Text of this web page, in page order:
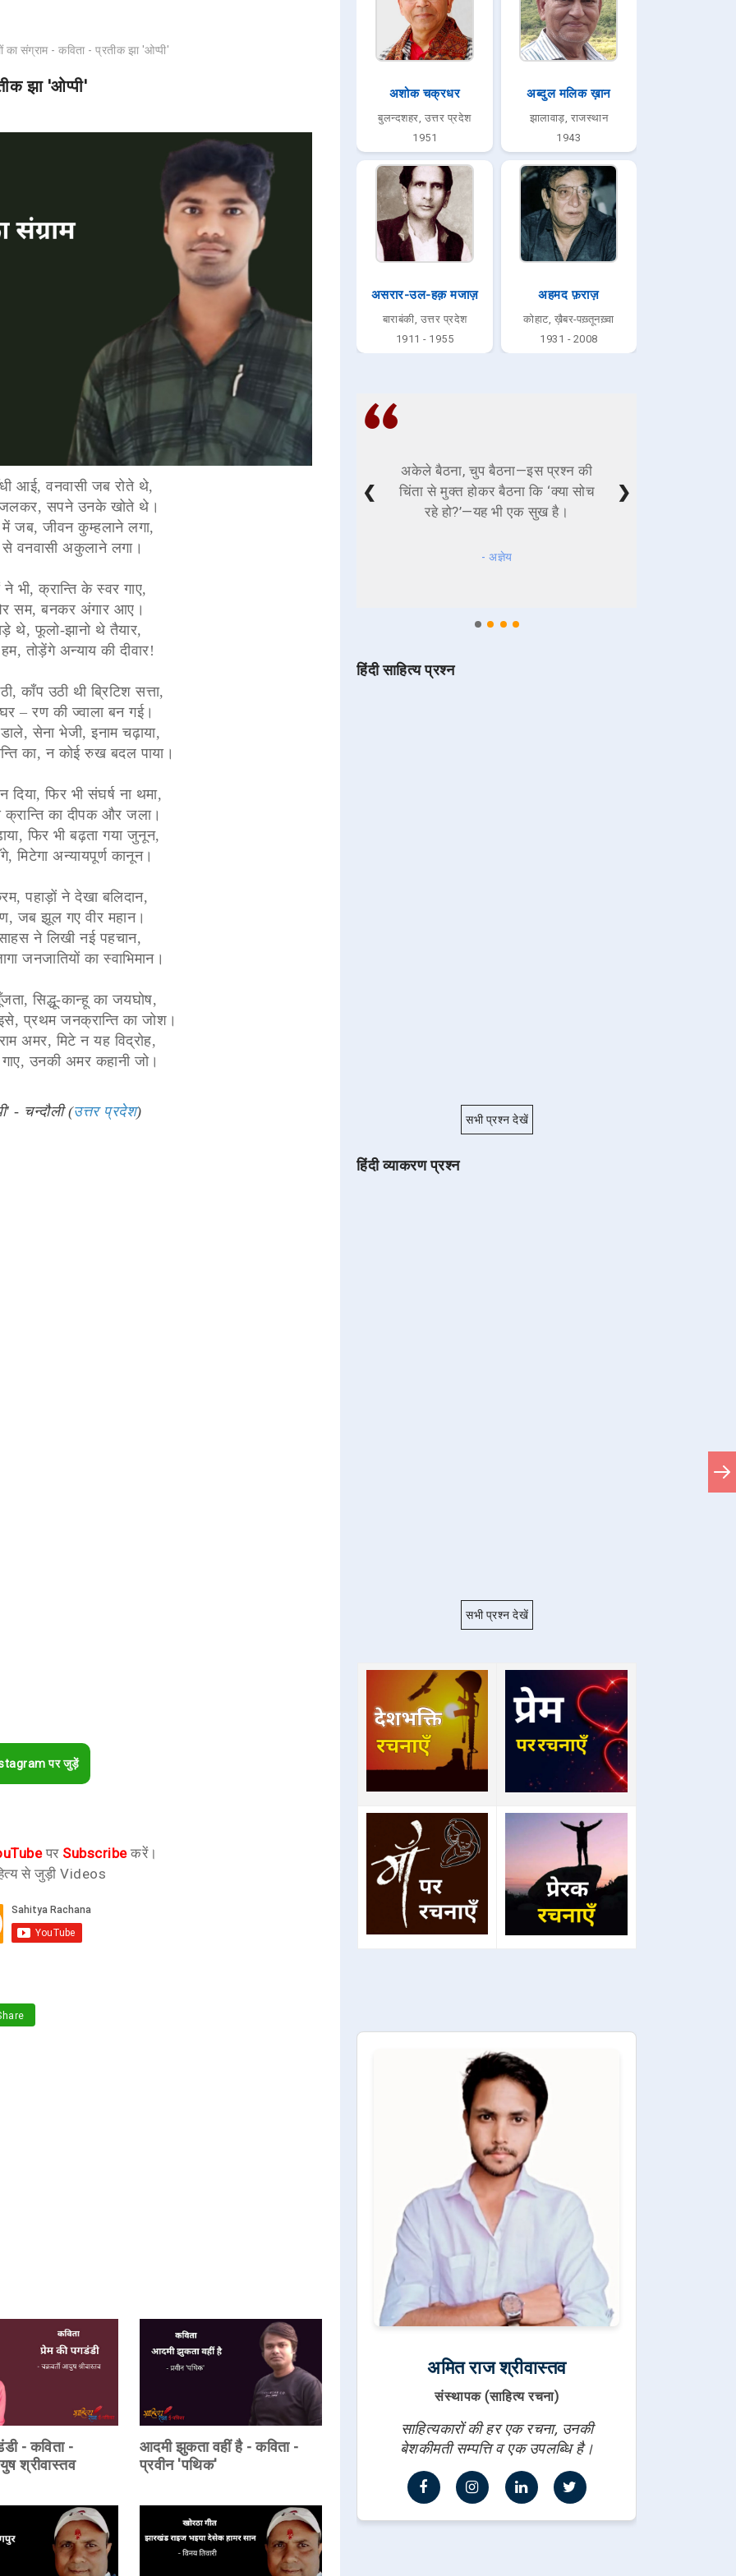
का संग्राम - कविता - प्रतीक झा 'ओप्पी'
झा 'ओप्पी'
आई, वनवासी जब रोते थे,
जलकर, सपने उनके खोते थे।
में जब, जीवन कुम्हलाने लगा,
से वनवासी अकुलाने लगा।
भी, क्रान्ति के स्वर गाए,
सम, बनकर अंगार आए।
थे, फूलो-झानो थे तैयार,
तोड़ेंगे अन्याय की दीवार!
काँप उठी थी ब्रिटिश सत्ता,
– रण की ज्वाला बन गई।
सेना भेजी, इनाम चढ़ाया,
का, न कोई रुख बदल पाया।
दिया, फिर भी संघर्ष ना थमा,
का दीपक और जला।
फिर भी बढ़ता गया जुनून,
मिटेगा अन्यायपूर्ण कानून।
पहाड़ों ने देखा बलिदान,
जब झूल गए वीर महान।
ने लिखी नई पहचान,
जनजातियों का स्वाभिमान।
सिद्धू-कान्हू का जयघोष,
इसे, प्रथम जनक्रान्ति का जोश।
अमर, मिटे न यह विद्रोह,
उनकी अमर कहानी जो।
- चन्दौली (उत्तर प्रदेश)
पर जुड़ें
पर Subscribeकरें।
से जुड़ी Videos
- कविता -
श्रीवास्तव
आदमी झुकता वहीं है - कविता -
प्रवीन 'पथिक'
अशोक चक्रधर
बुलन्दशहर, उत्तर प्रदेश
1951
अब्दुल मलिक ख़ान
झालावाड़, राजस्थान
1943
असरार-उल-हक़ मजाज़
बाराबंकी, उत्तर प्रदेश
1911 - 1955
अहमद फ़राज़
कोहाट, ख़ैबर-पख़्तूनख़्वा
1931 - 2008
अकेले बैठना, चुप बैठना—इस प्रश्न की
चिंता से मुक्त होकर बैठना कि ‘क्या सोच
रहे हो?’—यह भी एक सुख है।
- अज्ञेय
❮ ❯
हिंदी साहित्य प्रश्न
सभी प्रश्न देखें
हिंदी व्याकरण प्रश्न
सभी प्रश्न देखें
अमित राज श्रीवास्तव
संस्थापक (साहित्य रचना)
साहित्यकारों की हर एक रचना, उनकी
बेशकीमती सम्पत्ति व एक उपलब्धि है।